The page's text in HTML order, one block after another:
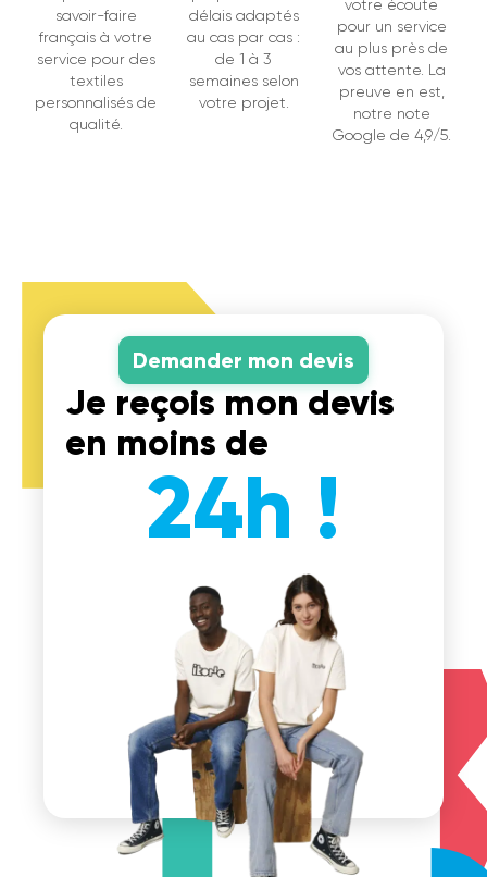
savoir-faire
français à votre
service pour des
textiles
personnalisés de
qualité.
délais adaptés
au cas par cas :
de 1 à 3
semaines selon
votre projet.
votre écoute
pour un service
au plus près de
vos attente. La
preuve en est,
notre note
Google de 4,9/5.
Demander mon devis
24h !
Je reçois mon devis
en moins de